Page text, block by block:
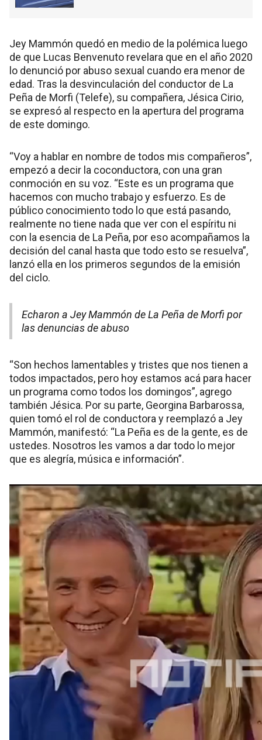
Jey Mammón quedó en medio de la polémica luego
de que Lucas Benvenuto revelara que en el año 2020
lo denunció por abuso sexual cuando era menor de
edad. Tras la desvinculación del conductor de La
Peña de Morfi (Telefe), su compañera, Jésica Cirio,
se expresó al respecto en la apertura del programa
de este domingo.
“Voy a hablar en nombre de todos mis compañeros”,
empezó a decir la coconductora, con una gran
conmoción en su voz. “Este es un programa que
hacemos con mucho trabajo y esfuerzo. Es de
público conocimiento todo lo que está pasando,
realmente no tiene nada que ver con el espíritu ni
con la esencia de La Peña, por eso acompañamos la
decisión del canal hasta que todo esto se resuelva”,
lanzó ella en los primeros segundos de la emisión
del ciclo.
Echaron a Jey Mammón de La Peña de Morfi por
las denuncias de abuso
“Son hechos lamentables y tristes que nos tienen a
todos impactados, pero hoy estamos acá para hacer
un programa como todos los domingos”, agrego
también Jésica. Por su parte, Georgina Barbarossa,
quien tomó el rol de conductora y reemplazó a Jey
Mammón, manifestó: “La Peña es de la gente, es de
ustedes. Nosotros les vamos a dar todo lo mejor
que es alegría, música e información”.